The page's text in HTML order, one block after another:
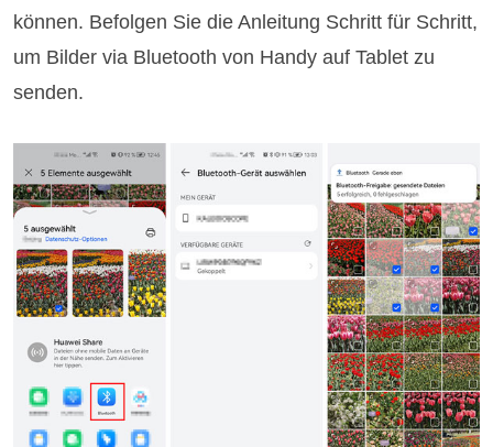
können. Befolgen Sie die Anleitung Schritt für Schritt,
um Bilder via Bluetooth von Handy auf Tablet zu
senden.